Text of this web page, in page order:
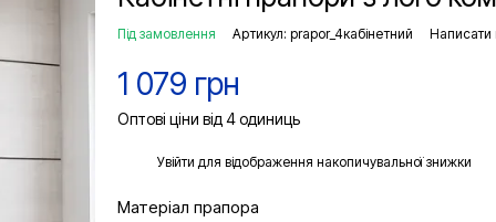
Під замовлення Артикул: prapor_4кабінетний Написати
1 079 грн
Оптові ціни від 4 одиниць
Увійти для відображення накопичувальної знижки
Матеріал прапора